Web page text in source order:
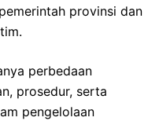
provinsi dan
perbedaan
prosedur, serta
pengelolaan